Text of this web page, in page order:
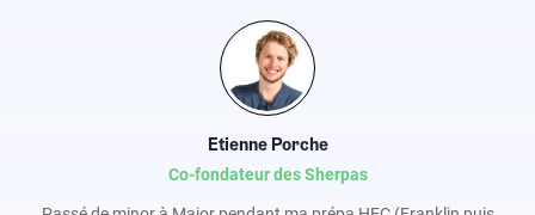
Etienne Porche
Co-fondateur des Sherpas